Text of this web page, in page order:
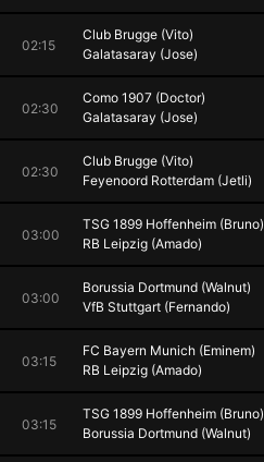
02:15
Club Brugge (Vito)
Galatasaray (Jose)
02:30
Como 1907 (Doctor)
Galatasaray (Jose)
02:30
Club Brugge (Vito)
Feyenoord Rotterdam (Jetli)
03:00
TSG 1899 Hoffenheim (Bruno)
RB Leipzig (Amado)
03:00
Borussia Dortmund (Walnut)
VfB Stuttgart (Fernando)
03:15
FC Bayern Munich (Eminem)
RB Leipzig (Amado)
03:15
TSG 1899 Hoffenheim (Bruno)
Borussia Dortmund (Walnut)